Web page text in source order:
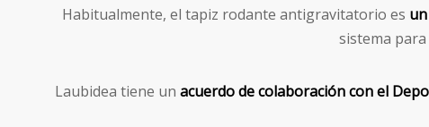
Habitualmente, el tapiz rodante antigravitatorio es
sistema
Laubidea tiene un acuerdo de colaboración con el